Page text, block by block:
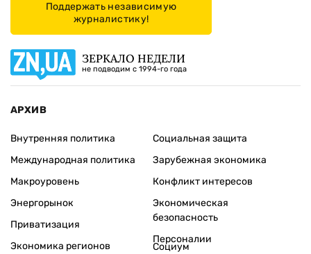
Поддержать независимую
журналистику!
ЗЕРКАЛО НЕДЕЛИ
не подводим с 1994-го года
АРХИВ
Внутренняя политика
Международная политика
Макроуровень
Энергорынок
Приватизация
Экономика регионов
Социальная защита
Зарубежная экономика
Конфликт интересов
Экономическая
безопасность
Персоналии
Социум